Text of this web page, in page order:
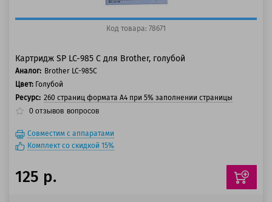
Код товара: 78671
Картридж SP LC-985 C для Brother, голубой
Аналог: Brother LC-985C
Цвет: Голубой
Ресурс: 260 страниц формата А4 при 5% заполнении страницы
0 отзывов вопросов
Совместим с аппаратами
Комплект со скидкой 15%
125 р.